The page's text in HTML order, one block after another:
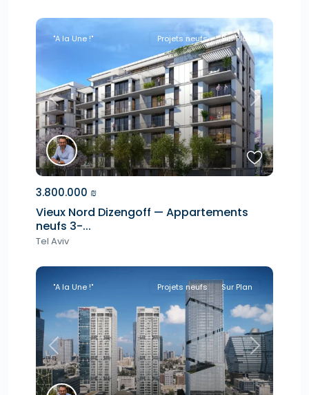
Previous Next
"A la Une !" Projets neufs Sur Plan
3.800.000 ₪
Vieux Nord Dizengoff — Appartements
neufs 3-...
Tel Aviv
Previous Next
"A la Une !" Projets neufs Sur Plan